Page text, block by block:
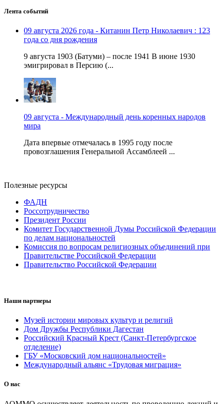
Лента событий
09 августа 2026 года - Китанин Петр Николаевич : 123
года со дня рождения
9 августа 1903 (Батуми) – после 1941 В июне 1930
эмигрировал в Персию (...
09 августа - Международный день коренных народов
мира
Дата впервые отмечалась в 1995 году после
провозглашения Генеральной Ассамблеей ...
Полезные ресурсы
ФАДН
Россотрудничество
Президент России
Комитет Государственной Думы Российской Федерации
по делам национальностей
Комиссия по вопросам религиозных объединений при
Правительстве Российской Федерации
Правительство Российской Федерации
Наши партнеры
Музей истории мировых культур и религий
Дом Дружбы Республики Дагестан
Российский Красный Крест (Санкт-Петербургское
отделение)
ГБУ «Московский дом национальностей»
Международный альянс «Трудовая миграция»
О нас